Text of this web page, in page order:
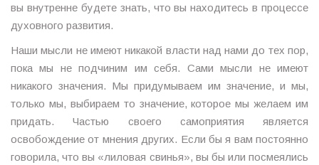
вы внутренне будете знать, что вы находитесь в процессе
духовного развития.
Наши мысли не имеют никакой власти над нами до тех пор,
пока мы не подчиним им себя. Сами мысли не имеют
никакого значения. Мы придумываем им значение, и мы,
только мы, выбираем то значение, которое мы желаем им
придать. Частью своего самоприятия является
освобождение от мнения других. Если бы я вам постоянно
говорила, что вы «лиловая свинья», вы бы или посмеялись